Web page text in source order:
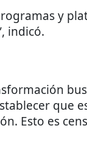
y
indicó.
que
Esto es